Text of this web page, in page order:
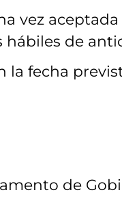
vez
hábiles de
la fecha
de